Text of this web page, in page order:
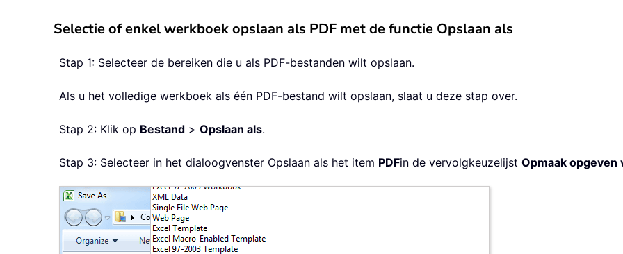
Selectie of enkel werkboek opslaan als PDF met de functie Opslaan als
Stap 1: Selecteer de bereiken die u als PDF-bestanden wilt opslaan.
Als u het volledige werkboek als één PDF-bestand wilt opslaan, slaat u deze stap over.
Stap 2: Klik op Bestand > Opslaan als.
Stap 3: Selecteer in het dialoogvenster Opslaan als het item PDFin de vervolgkeuzelijst Opmaak opgeven